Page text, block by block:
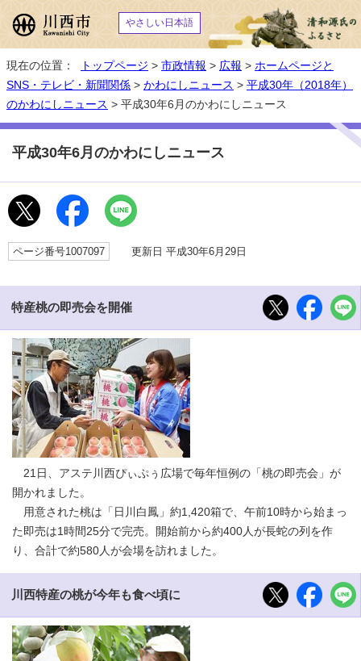
やさしい日本語
現在の位置： トップページ > 市政情報 > 広報 > ホームページと
SNS・テレビ・新聞関係 > かわにしニュース > 平成30年（2018年）
のかわにしニュース > 平成30年6月のかわにしニュース
平成30年6月のかわにしニュース
ページ番号1007097 更新日 平成30年6月29日
特産桃の即売会を開催
21日、アステ川西ぴぃぷぅ広場で毎年恒例の「桃の即売会」が
開かれました。
用意された桃は「日川白鳳」約1,420箱で、午前10時から始まっ
た即売は1時間25分で完売。開始前から約400人が長蛇の列を作
り、合計で約580人が会場を訪れました。
川西特産の桃が今年も食べ頃に